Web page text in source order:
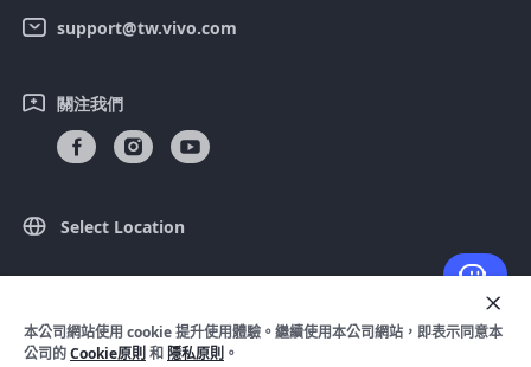
客戶服務隱私權聲明
下載還原 Log 的 LUT
vivo 隱私權中心
support@tw.vivo.com
關注我們
Select Location
© 2026 vivo Mobile Communication Co.， Ltd. 保留所有權利。
隱私政策 | Cookie 原則 | 隱私支持
本公司網站使用 cookie 提升使用體驗。繼續使用本公司網站，即表示同意本
公司的Cookie原則 和 隱私原則 。